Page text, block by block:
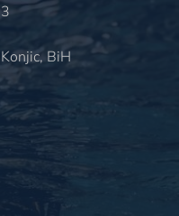
BiH